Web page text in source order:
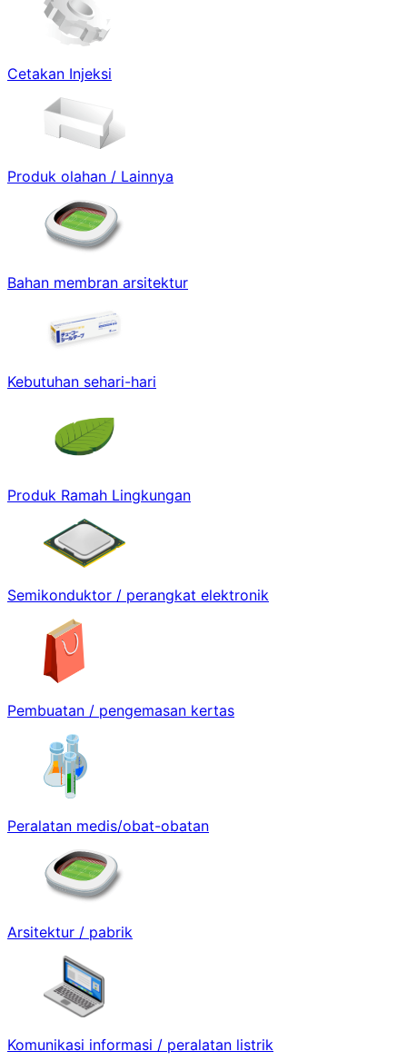
Cetakan Injeksi
Produk olahan / Lainnya
Bahan membran arsitektur
Kebutuhan sehari-hari
Produk Ramah Lingkungan
Semikonduktor / perangkat elektronik
Pembuatan / pengemasan kertas
Peralatan medis/obat-obatan
Arsitektur / pabrik
Komunikasi informasi / peralatan listrik